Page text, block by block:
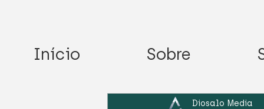
Início Sobre
Diosalo Media